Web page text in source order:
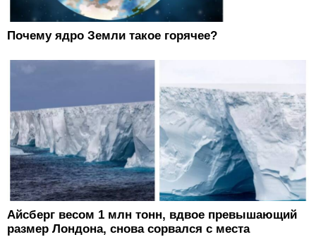
Почему ядро Земли такое горячее?
Айсберг весом 1 млн тонн, вдвое превышающий
размер Лондона, снова сорвался с места